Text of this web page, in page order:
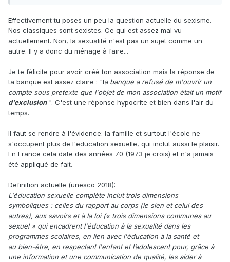
Effectivement tu poses un peu la question actuelle du sexisme.
Nos classiques sont sexistes. Ce qui est assez mal vu
actuellement. Non, la sexualité n'est pas un sujet comme un
autre. Il y a donc du ménage à faire...
Je te félicite pour avoir créé ton association mais la réponse de
ta banque est assez claire : "la banque a refusé de m'ouvrir un
compte sous pretexte que l'objet de mon association était un motif
d'exclusion". C'est une réponse hypocrite et bien dans l'air du
temps.
Il faut se rendre à l'évidence: la famille et surtout l'école ne
s'occupent plus de l'education sexuelle, qui inclut aussi le plaisir.
En France cela date des années 70 (1973 je crois) et n'a jamais
été appliqué de fait.
Definition actuelle (unesco 2018):
L'éducation sexuelle complète inclut trois dimensions
symboliques : celles du rapport au corps (le sien et celui des
autres), aux savoirs et à la loi (« trois dimensions communes au
sexuel » qui encadrent l'éducation à la sexualité dans les
programmes scolaires, en lien avec l'éducation à la santé et
au bien-être, en respectant l'enfant et l’adolescent pour, grâce à
une information et une communication de qualité, les aider à